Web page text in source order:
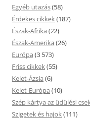
Egyéb utazás(58)
Érdekes cikkek(187)
Észak-Afrika (22)
Észak-Amerika (26)
Európa (3 573)
Friss cikkek(55)
Kelet-Ázsia (6)
Kelet-Európa (10)
Szép kártya az üdülési
Szigetek és hajok(111)